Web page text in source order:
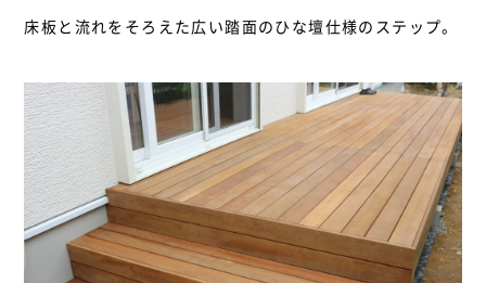
床板と流れをそろえた広い踏面のひな壇仕様のステップ。